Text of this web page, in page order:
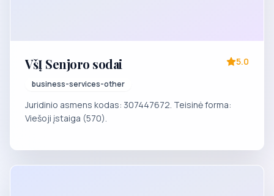
VšĮ Senjoro sodai
business-services-other
5.0
Juridinio asmens kodas: 307447672. Teisinė forma:
Viešoji įstaiga (570).